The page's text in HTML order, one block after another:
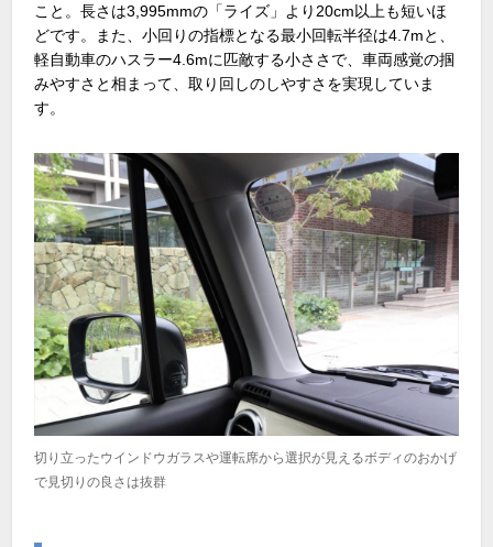
こと。長さは3,995mmの「ライズ」より20cm以上も短いほ
どです。また、小回りの指標となる最小回転半径は4.7mと、
軽自動車のハスラー4.6mに匹敵する小ささで、車両感覚の掴
みやすさと相まって、取り回しのしやすさを実現していま
す。
切り立ったウインドウガラスや運転席から選択が見えるボディのおかげ
で見切りの良さは抜群